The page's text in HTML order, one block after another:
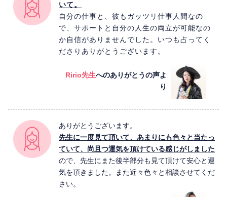
いて。
自分の仕事と、彼もガッツリ仕事人間なの
で、サポートと自分の人生の両立が可能なの
か自信がありませんでした。いつも占ってく
ださりありがとうございます。
Ririo先生へのありがとうの声よ
り
ありがとうございます。
先生に一度見て頂いて、あまりにも色々と当たっ
ていて、尚且つ運気を頂けている感じがしました
ので、先生にまた後半部分も見て頂けて安心と運
気を頂きました。また近々色々と相談させてくだ
さい。